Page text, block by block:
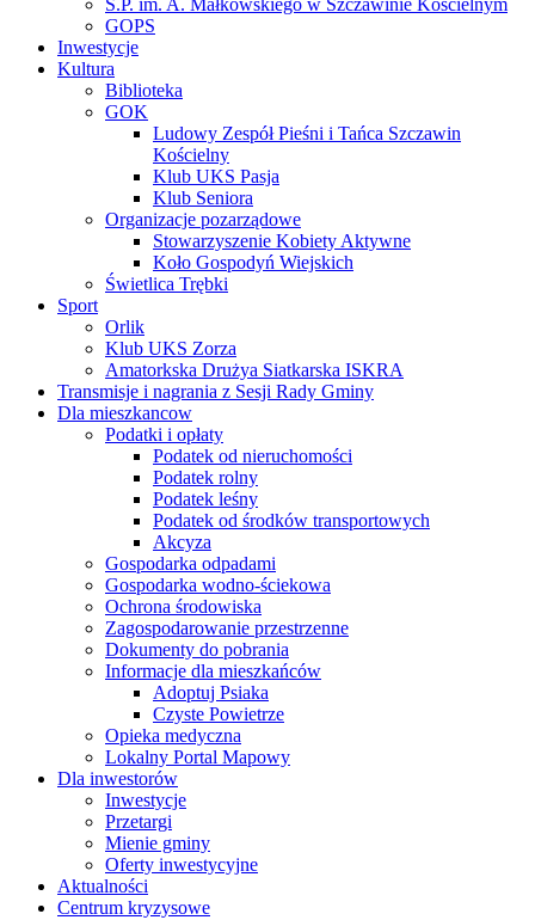
S.P. im. A. Małkowskiego w Szczawinie Kościelnym
GOPS
Inwestycje
Kultura
Biblioteka
GOK
Ludowy Zespół Pieśni i Tańca Szczawin
Kościelny
Klub UKS Pasja
Klub Seniora
Organizacje pozarządowe
Stowarzyszenie Kobiety Aktywne
Koło Gospodyń Wiejskich
Świetlica Trębki
Sport
Orlik
Klub UKS Zorza
Amatorkska Drużya Siatkarska ISKRA
Transmisje i nagrania z Sesji Rady Gminy
Dla mieszkancow
Podatki i opłaty
Podatek od nieruchomości
Podatek rolny
Podatek leśny
Podatek od środków transportowych
Akcyza
Gospodarka odpadami
Gospodarka wodno-ściekowa
Ochrona środowiska
Zagospodarowanie przestrzenne
Dokumenty do pobrania
Informacje dla mieszkańców
Adoptuj Psiaka
Czyste Powietrze
Opieka medyczna
Lokalny Portal Mapowy
Dla inwestorów
Inwestycje
Przetargi
Mienie gminy
Oferty inwestycyjne
Aktualności
Centrum kryzysowe